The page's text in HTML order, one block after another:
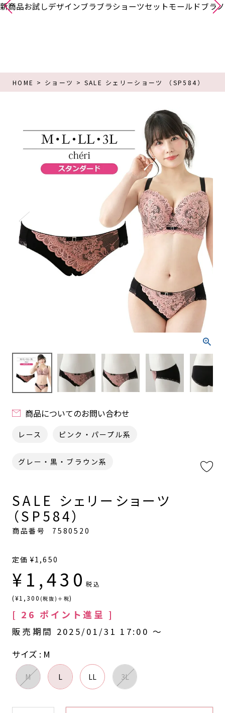
新商品お試しデザインブラブラショーツセットモールドブラ
HOME ショーツ SALE シェリーショーツ （SP584）
商品についてのお問い合わせ
レース ピンク・パープル系
グレー・黒・ブラウン系
SALE シェリーショーツ
（SP584）
商品番号 7580520
定価 ¥1,650
¥ 1,430 税込
(¥1,300 (税抜)＋税)
[ 26 ポイント進呈 ]
販売期間 2025/01/31 17:00 〜
サイズ
M
M L LL 3L